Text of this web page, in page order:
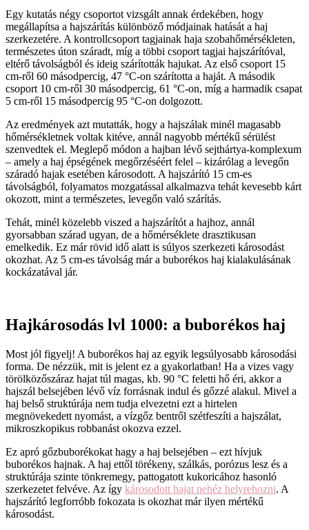
Egy kutatás négy csoportot vizsgált annak érdekében, hogy
megállapítsa a hajszárítás különböző módjainak hatását a haj
szerkezetére. A kontrollcsoport tagjainak haja szobahőmérsékleten,
természetes úton száradt, míg a többi csoport tagjai hajszárítóval,
eltérő távolságból és ideig szárították hajukat. Az első csoport 15
cm-ről 60 másodpercig, 47 °C-on szárította a haját. A második
csoport 10 cm-ről 30 másodpercig, 61 °C-on, míg a harmadik csapat
5 cm-ről 15 másodpercig 95 °C-on dolgozott.
Az eredmények azt mutatták, hogy a hajszálak minél magasabb
hőmérsékletnek voltak kitéve, annál nagyobb mértékű sérülést
szenvedtek el. Meglepő módon a hajban lévő sejthártya-komplexum
– amely a haj épségének megőrzéséért felel – kizárólag a levegőn
száradó hajak esetében károsodott. A hajszárító 15 cm-es
távolságból, folyamatos mozgatással alkalmazva tehát kevesebb kárt
okozott, mint a természetes, levegőn való szárítás.
Tehát, minél közelebb viszed a hajszárítót a hajhoz, annál
gyorsabban szárad ugyan, de a hőmérséklete drasztikusan
emelkedik. Ez már rövid idő alatt is súlyos szerkezeti károsodást
okozhat. Az 5 cm-es távolság már a buborékos haj kialakulásának
kockázatával jár.
Hajkárosodás lvl 1000: a buborékos haj
Most jól figyelj! A buborékos haj az egyik legsúlyosabb károsodási
forma. De nézzük, mit is jelent ez a gyakorlatban! Ha a vizes vagy
törölközőszáraz hajat túl magas, kb. 90 °C feletti hő éri, akkor a
hajszál belsejében lévő víz forrásnak indul és gőzzé alakul. Mivel a
haj belső struktúrája nem tudja elvezetni ezt a hirtelen
megnövekedett nyomást, a vízgőz bentről szétfeszíti a hajszálat,
mikroszkopikus robbanást okozva ezzel.
Ez apró gőzbuborékokat hagy a haj belsejében – ezt hívjuk
buborékos hajnak. A haj ettől törékeny, szálkás, porózus lesz és a
struktúrája szinte tönkremegy, pattogatott kukoricához hasonló
szerkezetet felvéve. Az így károsodott hajat nehéz helyrehozni. A
hajszárító legforróbb fokozata is okozhat már ilyen mértékű
károsodást.